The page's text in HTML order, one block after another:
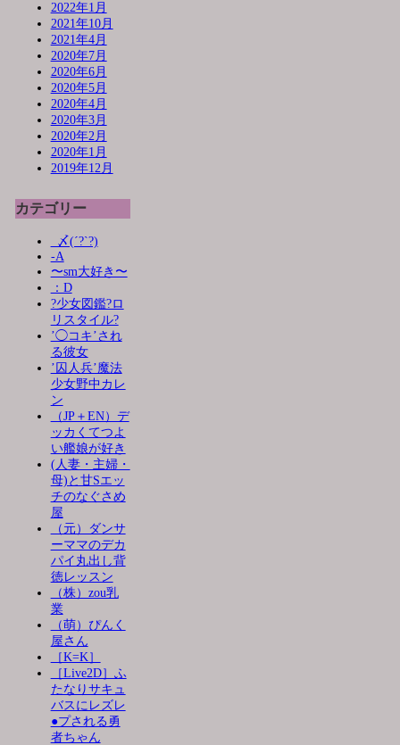
2022年1月
2021年10月
2021年4月
2020年7月
2020年6月
2020年5月
2020年4月
2020年3月
2020年2月
2020年1月
2019年12月
カテゴリー
_〆(´?`?)
-A
〜sm大好き〜
：D
?少女図鑑?ロ
リスタイル?
’◯コキ’され
る彼女
’囚人兵’魔法
少女野中カレ
ン
（JP＋EN）デ
ッカくてつよ
い艦娘が好き
(人妻・主婦・
母)と甘Sエッ
チのなぐさめ
屋
（元）ダンサ
ーママのデカ
パイ丸出し背
徳レッスン
（株）zou乳
業
（萌）ぴんく
屋さん
［K=K］
［Live2D］ふ
たなりサキュ
バスにレズレ
●プされる勇
者ちゃん